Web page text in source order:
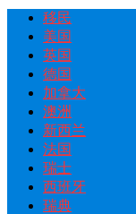
移民
美国
英国
德国
加拿大
澳洲
新西兰
法国
瑞士
西班牙
瑞典